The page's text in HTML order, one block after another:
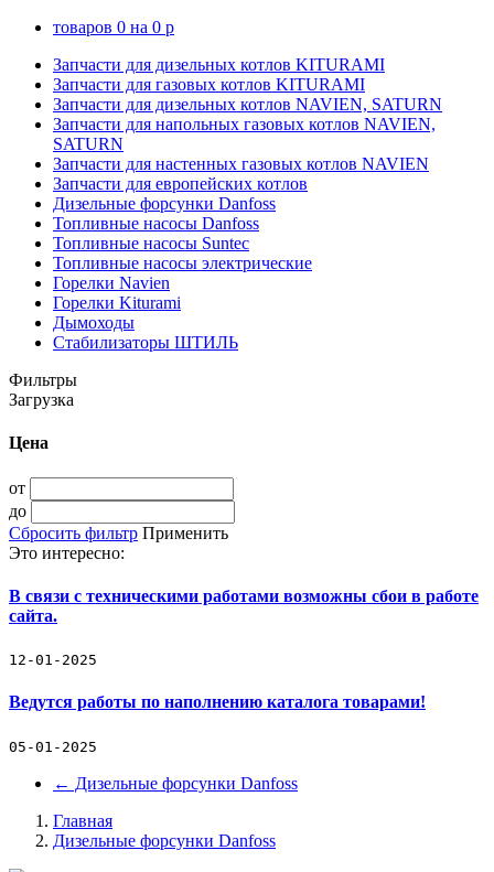
товаров 0 на 0 p
Запчасти для дизельных котлов KITURAMI
Запчасти для газовых котлов KITURAMI
Запчасти для дизельных котлов NAVIEN, SATURN
Запчасти для напольных газовых котлов NAVIEN,
SATURN
Запчасти для настенных газовых котлов NAVIEN
Запчасти для европейских котлов
Дизельные форсунки Danfoss
Топливные насосы Danfoss
Топливные насосы Suntec
Топливные насосы электрические
Горелки Navien
Горелки Kiturami
Дымоходы
Стабилизаторы ШТИЛЬ
Фильтры
Загрузка
Цена
от
до
Сбросить фильтр Применить
Это интересно:
В связи с техническими работами возможны сбои в работе
сайта.
12-01-2025
Ведутся работы по наполнению каталога товарами!
05-01-2025
← Дизельные форсунки Danfoss
Главная
Дизельные форсунки Danfoss